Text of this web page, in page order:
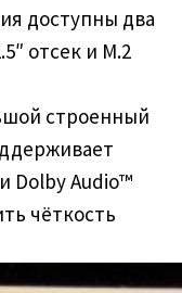
доступны два
отсек и M.2
строенный
Dolby Audio™
чёткость